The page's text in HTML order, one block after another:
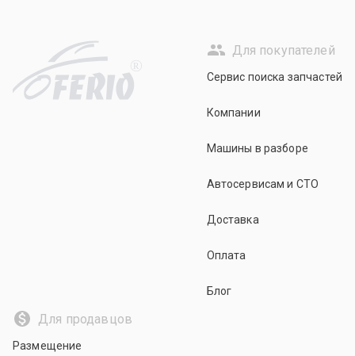
R
Для покупателей
Сервис поиска запчастей
Компании
Машины в разборе
Автосервисам и СТО
Доставка
Оплата
Блог
Для продавцов
Размещение